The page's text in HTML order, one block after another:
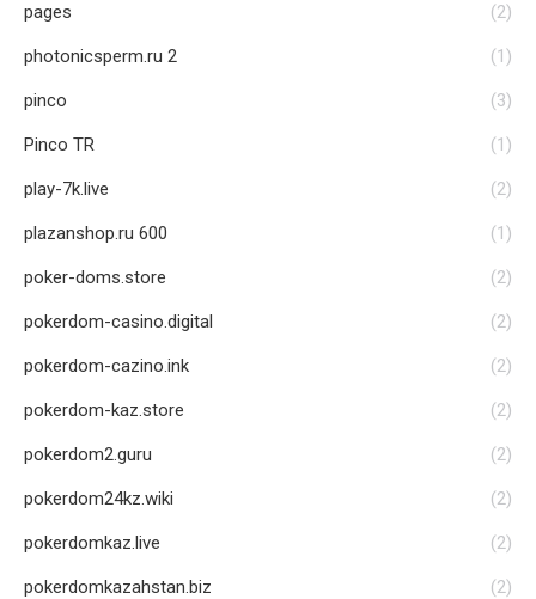
pages (2)
photonicsperm.ru 2 (1)
pinco (3)
Pinco TR (1)
play-7k.live (2)
plazanshop.ru 600 (1)
poker-doms.store (2)
pokerdom-casino.digital (2)
pokerdom-cazino.ink (2)
pokerdom-kaz.store (2)
pokerdom2.guru (2)
pokerdom24kz.wiki (2)
pokerdomkaz.live (2)
pokerdomkazahstan.biz (2)